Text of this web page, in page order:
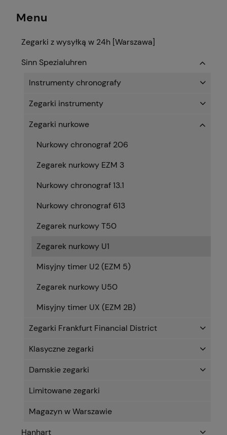
Menu
Zegarki z wysyłką w 24h [Warszawa]
Sinn Spezialuhren
Instrumenty chronografy
Zegarki instrumenty
Zegarki nurkowe
Nurkowy chronograf 206
Zegarek nurkowy EZM 3
Nurkowy chronograf 13.1
Nurkowy chronograf 613
Zegarek nurkowy T50
Zegarek nurkowy U1
Misyjny timer U2 (EZM 5)
Zegarek nurkowy U50
Misyjny timer UX (EZM 2B)
Zegarki Frankfurt Financial District
Klasyczne zegarki
Damskie zegarki
Limitowane zegarki
Magazyn w Warszawie
Hanhart